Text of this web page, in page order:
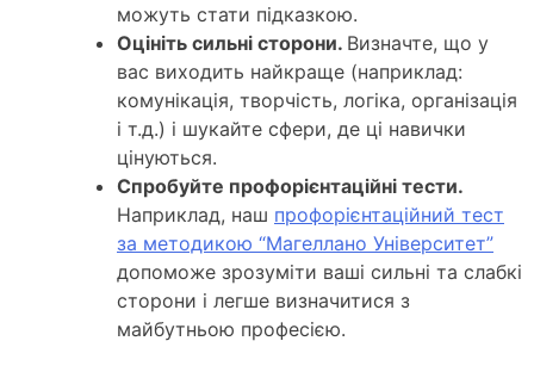
можуть стати підказкою.
Оцініть сильні сторони. Визначте, що у
вас виходить найкраще (наприклад:
комунікація, творчість, логіка, організація
і т.д.) і шукайте сфери, де ці навички
цінуються.
Спробуйте профорієнтаційні тести.
Наприклад, наш профорієнтаційний тест
за методикою “Магеллано Університет”
допоможе зрозуміти ваші сильні та слабкі
сторони і легше визначитися з
майбутньою професією.